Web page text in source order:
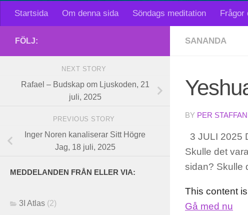
Startsida Om denna sida Söndags meditation Frågor
SANANDA
BY PER STAFFAN
3 JULI 2025
Skulle det
sidan? Skulle
This content
Gå med nu
FÖLJ:
NEXT STORY
Rafael – Budskap om Ljuskoden, 21
juli, 2025
PREVIOUS STORY
Inger Noren kanaliserar Sitt Högre
Jag, 18 juli, 2025
MEDDELANDEN FRÅN ELLER VIA:
3I Atlas (2)